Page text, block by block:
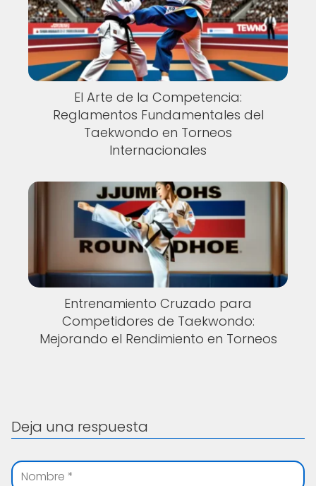
El Arte de la Competencia:
Reglamentos Fundamentales del
Taekwondo en Torneos
Internacionales
Entrenamiento Cruzado para
Competidores de Taekwondo:
Mejorando el Rendimiento en Torneos
Deja una respuesta